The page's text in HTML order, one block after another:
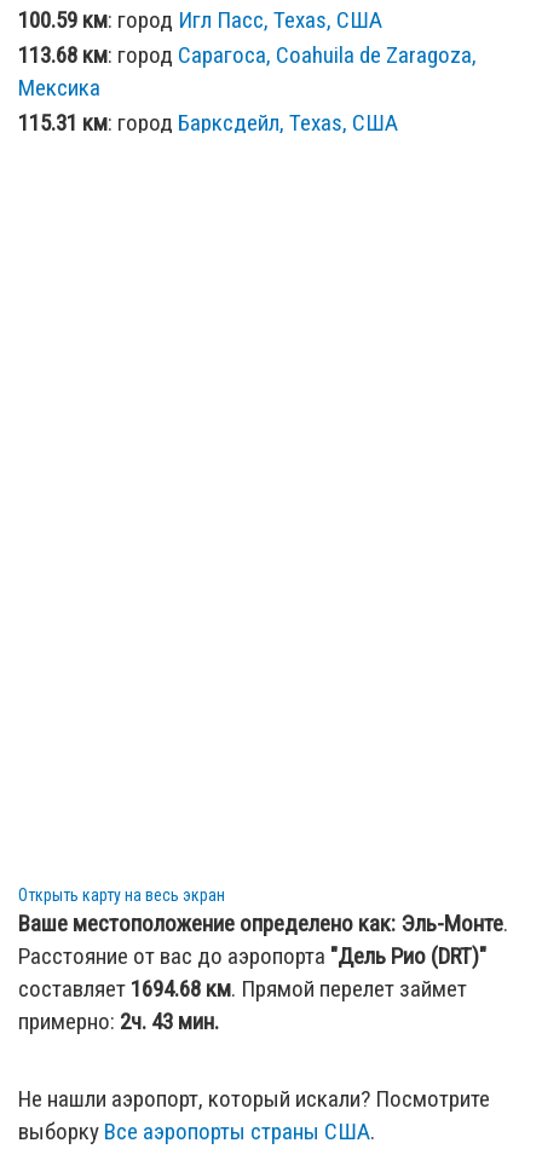
100.59 км: город Игл Пасс, Texas, США
113.68 км: город Сарагоса, Coahuila de Zaragoza,
Мексика
115.31 км: город Барксдейл, Texas, США
Открыть карту на весь экран
Ваше местоположение определено как: Эль-Монте.
Расстояние от вас до аэропорта "Дель Рио (DRT)"
составляет 1694.68 км. Прямой перелет займет
примерно: 2ч. 43 мин.
Не нашли аэропорт, который искали? Посмотрите
выборку Все аэропорты страны США.